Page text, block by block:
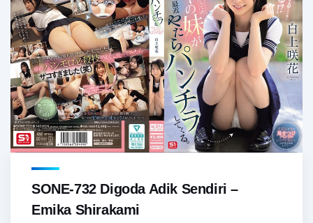
SONE-732 Digoda Adik Sendiri –
Emika Shirakami